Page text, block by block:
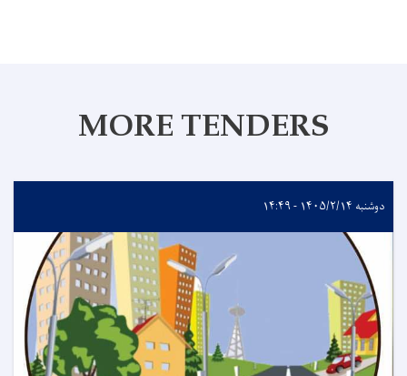
MORE TENDERS
دوشنبه ۱۴۰۵/۲/۱۴ - ۱۴:۴۹